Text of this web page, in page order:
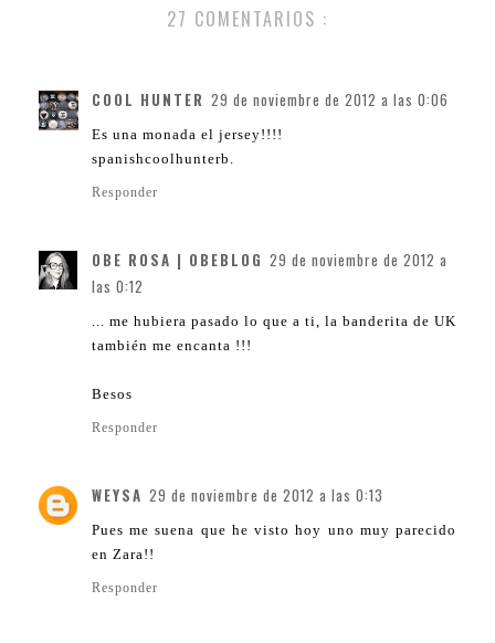
27 COMENTARIOS :
COOL HUNTER 29 de noviembre de 2012 a las 0:06
Es una monada el jersey!!!!
spanishcoolhunterb.
Responder
OBE ROSA | OBEBLOG 29 de noviembre de 2012 a
las 0:12
... me hubiera pasado lo que a ti, la banderita de UK
también me encanta !!!
Besos
Responder
WEYSA 29 de noviembre de 2012 a las 0:13
Pues me suena que he visto hoy uno muy parecido
en Zara!!
Responder